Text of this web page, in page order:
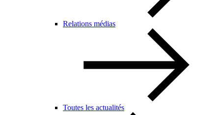
Relations médias
Toutes les actualités